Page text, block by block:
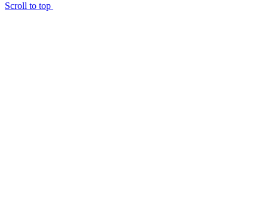
Scroll to top